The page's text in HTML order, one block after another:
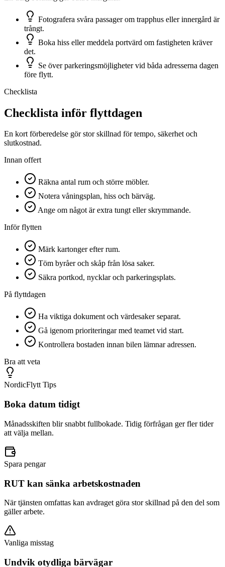
Fotografera svåra passager om trapphus eller innergård är
trångt.
Boka hiss eller meddela portvärd om fastigheten kräver
det.
Se över parkeringsmöjligheter vid båda adresserna dagen
före flytt.
Checklista
Checklista inför flyttdagen
En kort förberedelse gör stor skillnad för tempo, säkerhet och
slutkostnad.
Innan offert
Räkna antal rum och större möbler.
Notera våningsplan, hiss och bärväg.
Ange om något är extra tungt eller skrymmande.
Inför flytten
Märk kartonger efter rum.
Töm byråer och skåp från lösa saker.
Säkra portkod, nycklar och parkeringsplats.
På flyttdagen
Ha viktiga dokument och värdesaker separat.
Gå igenom prioriteringar med teamet vid start.
Kontrollera bostaden innan bilen lämnar adressen.
Bra att veta
NordicFlytt Tips
Boka datum tidigt
Månadsskiften blir snabbt fullbokade. Tidig förfrågan ger fler tider
att välja mellan.
Spara pengar
RUT kan sänka arbetskostnaden
När tjänsten omfattas kan avdraget göra stor skillnad på den del som
gäller arbete.
Vanliga misstag
Undvik otydliga bärvägar